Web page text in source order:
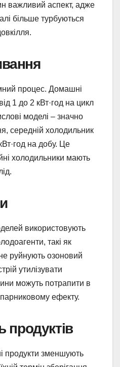
важливий аспект, адже
більше турбуються
процес. Домашні
1 до 2 кВт·год на цикл
моделі – значно
середній холодильник
на добу. Це
холодильники мають
використовують
такі як
руйнують озоновий
утилізувати
можуть потрапити в
ефекту.
продуктів
продукти зменшують